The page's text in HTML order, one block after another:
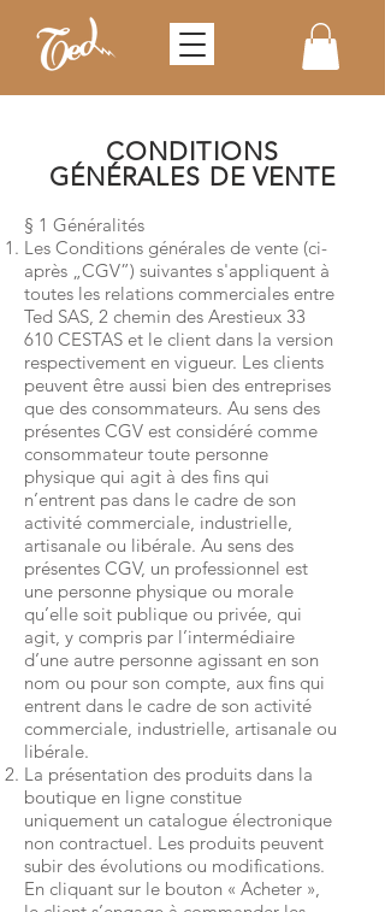
CONDITIONS
GÉNÉRALES DE VENTE
§ 1 Généralités
Les Conditions générales de vente (ci-
après „CGV”) suivantes s'appliquent à
toutes les relations commerciales entre
Ted SAS, 2 chemin des Arestieux 33
610 CESTAS et le client dans la version
respectivement en vigueur. Les clients
peuvent être aussi bien des entreprises
que des consommateurs. Au sens des
présentes CGV est considéré comme
consommateur toute personne
physique qui agit à des fins qui
n’entrent pas dans le cadre de son
activité commerciale, industrielle,
artisanale ou libérale. Au sens des
présentes CGV, un professionnel est
une personne physique ou morale
qu’elle soit publique ou privée, qui
agit, y compris par l’intermédiaire
d’une autre personne agissant en son
nom ou pour son compte, aux fins qui
entrent dans le cadre de son activité
commerciale, industrielle, artisanale ou
libérale.
La présentation des produits dans la
boutique en ligne constitue
uniquement un catalogue électronique
non contractuel. Les produits peuvent
subir des évolutions ou modifications.
En cliquant sur le bouton « Acheter »,